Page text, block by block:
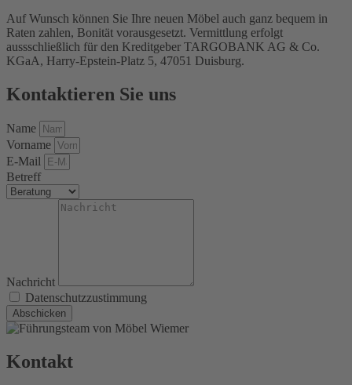
Auf Wunsch können Sie Ihre neuen Möbel auch ganz bequem in
Raten zahlen, Bonität vorausgesetzt. Vermittlung erfolgt
aussschließlich für den Kreditgeber TARGOBANK AG & Co.
KGaA, Harry-Epstein-Platz 5, 47051 Duisburg.
Kontaktieren Sie uns
Name
Vorname
E-Mail
Betreff
Nachricht
Datenschutzzustimmung
Abschicken
Kontakt